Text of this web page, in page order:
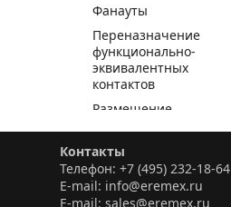
Фанауты
Переназначение
функционально-
эквивалентных
контактов
Размещение
Выравнивание длин
проводников
Контакты
Телефон: +7 (495) 232-18-64
E-mail: info@eremex.ru
E-mail: sales@eremex.ru